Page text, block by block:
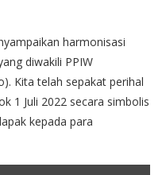
harmonisasi
diwakili PPIW
Kita telah sepakat perihal
1 Juli 2022 secara simbolis
kepada para